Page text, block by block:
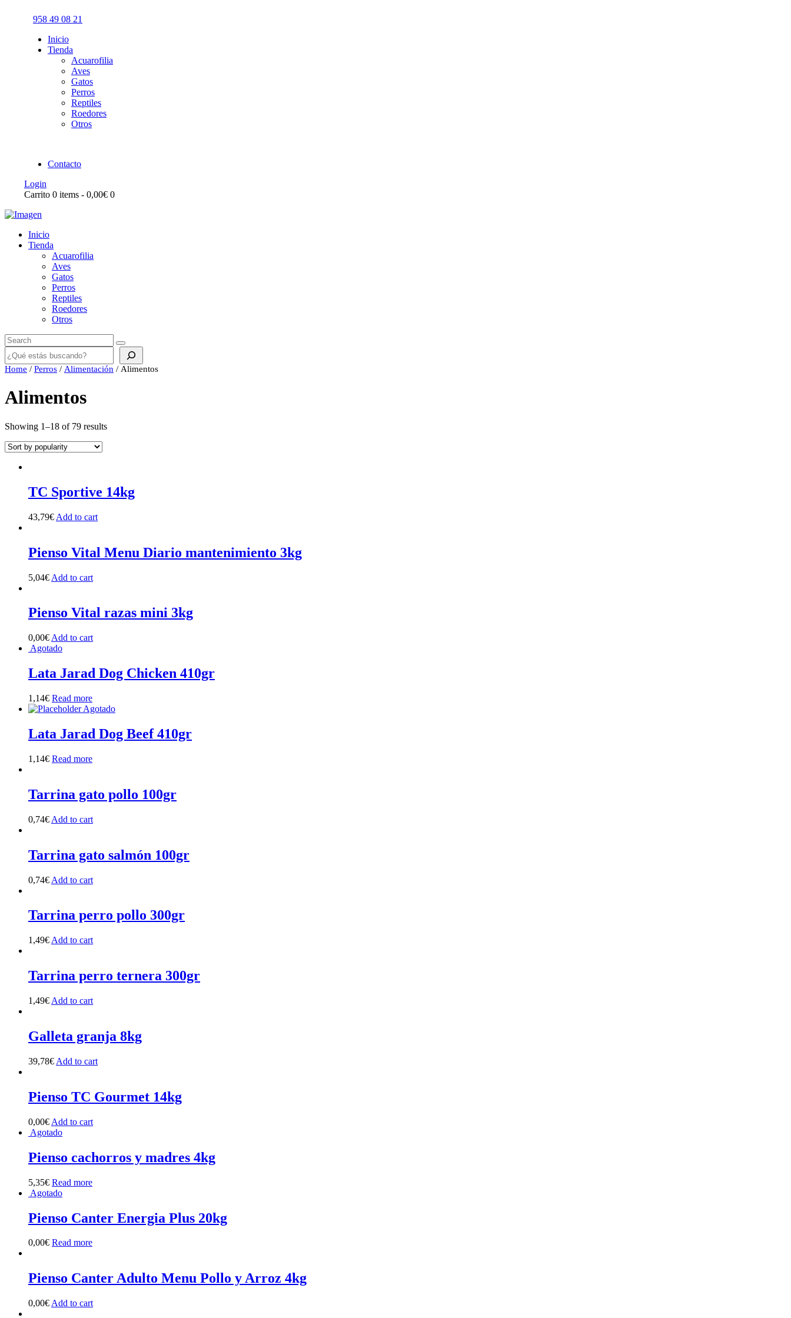
958 49 08 21
Inicio
Tienda
Acuarofilia
Aves
Gatos
Perros
Reptiles
Roedores
Otros
Contacto
Login
Carrito 0 items - 0,00€ 0
Inicio
Tienda
Acuarofilia
Aves
Gatos
Perros
Reptiles
Roedores
Otros
Buscar
Home / Perros / Alimentación / Alimentos
Alimentos
Showing 1–18 of 79 results
TC Sportive 14kg
43,79€ Add to cart
Pienso Vital Menu Diario mantenimiento 3kg
5,04€ Add to cart
Pienso Vital razas mini 3kg
0,00€ Add to cart
Agotado
Lata Jarad Dog Chicken 410gr
1,14€ Read more
Agotado
Lata Jarad Dog Beef 410gr
1,14€ Read more
Tarrina gato pollo 100gr
0,74€ Add to cart
Tarrina gato salmón 100gr
0,74€ Add to cart
Tarrina perro pollo 300gr
1,49€ Add to cart
Tarrina perro ternera 300gr
1,49€ Add to cart
Galleta granja 8kg
39,78€ Add to cart
Pienso TC Gourmet 14kg
0,00€ Add to cart
Agotado
Pienso cachorros y madres 4kg
5,35€ Read more
Agotado
Pienso Canter Energia Plus 20kg
0,00€ Read more
Pienso Canter Adulto Menu Pollo y Arroz 4kg
0,00€ Add to cart